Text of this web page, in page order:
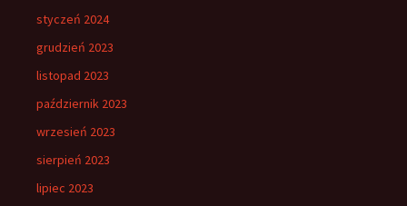
styczeń 2024
grudzień 2023
listopad 2023
październik 2023
wrzesień 2023
sierpień 2023
lipiec 2023